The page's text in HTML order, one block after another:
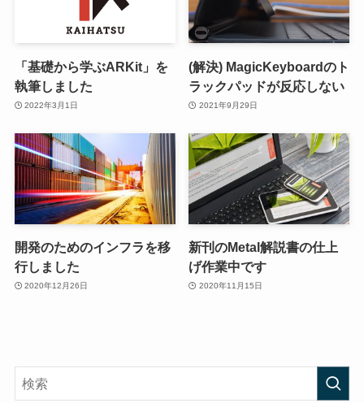
「基礎から学ぶARKit」を
執筆しました
2022年3月1日
(解決) MagicKeyboardのト
ラックパッドが反応しない
2021年9月29日
開発のためのインフラを移
行しました
2020年12月26日
新刊のMetal解説書の仕上
げ作業中です
2020年11月15日